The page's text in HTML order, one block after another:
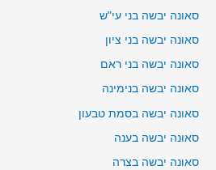
סאונה יבשה בני עי"ש
סאונה יבשה בני ציון
סאונה יבשה בני ראם
סאונה יבשה בנימינה
סאונה יבשה בסמת טבעון
סאונה יבשה בענה
סאונה יבשה בצרה